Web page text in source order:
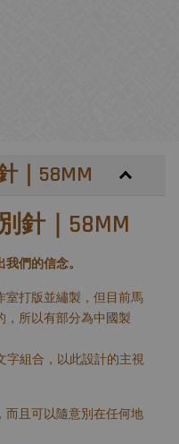
｜58MM
針｜58MM
們的信念。
室打版並繡製，但目前馬
，所以有部分為中國製
字組合，以此設計的主視
而且可以隨意別在任何地